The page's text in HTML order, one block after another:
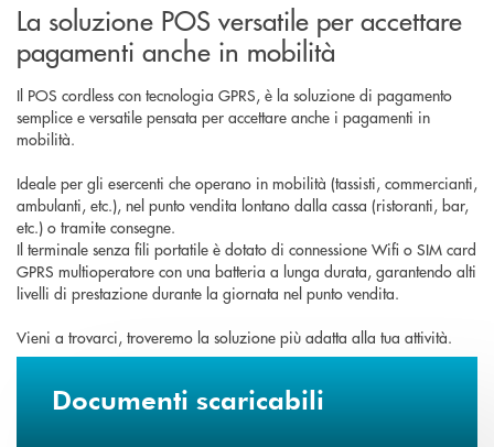
La soluzione POS versatile per accettare
pagamenti anche in mobilità
Il POS cordless con tecnologia GPRS, è la soluzione di pagamento
semplice e versatile pensata per accettare anche i pagamenti in
mobilità.
Ideale per gli esercenti che operano in mobilità (tassisti, commercianti,
ambulanti, etc.), nel punto vendita lontano dalla cassa (ristoranti, bar,
etc.) o tramite consegne.
Il terminale senza fili portatile è dotato di connessione Wifi o SIM card
GPRS multioperatore con una batteria a lunga durata, garantendo alti
livelli di prestazione durante la giornata nel punto vendita.
Vieni a trovarci, troveremo la soluzione più adatta alla tua attività.
Documenti scaricabili